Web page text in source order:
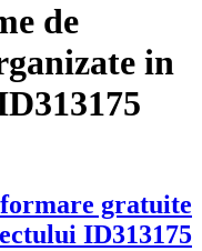
de
in
gratuite
ID313175